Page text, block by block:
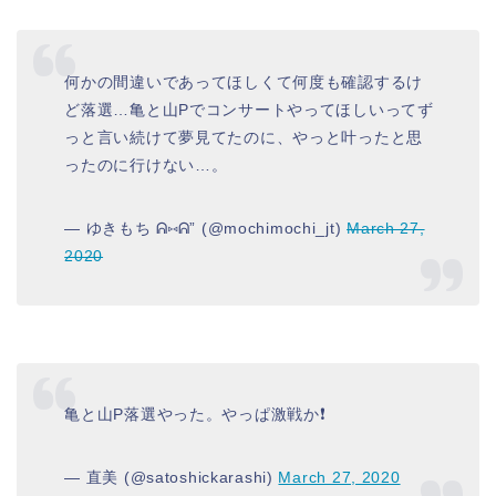
何かの間違いであってほしくて何度も確認するけ
ど落選…亀と山Pでコンサートやってほしいってず
っと言い続けて夢見てたのに、やっと叶ったと思
ったのに行けない…。
— ゆきもち ᕱ⑅ᕱ” (@mochimochi_jt)March 27,
2020
亀と山P落選やった。やっぱ激戦か❗
— 直美 (@satoshickarashi) March 27, 2020